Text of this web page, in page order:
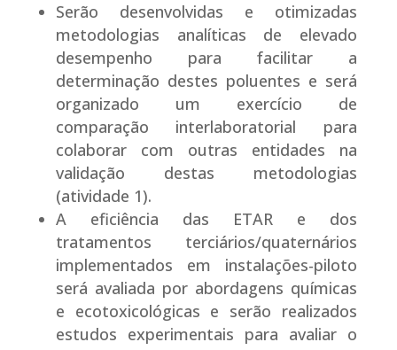
Serão desenvolvidas e otimizadas
metodologias analíticas de elevado
desempenho para facilitar a
determinação destes poluentes e será
organizado um exercício de
comparação interlaboratorial para
colaborar com outras entidades na
validação destas metodologias
(atividade 1).
A eficiência das ETAR e dos
tratamentos terciários/quaternários
implementados em instalações-piloto
será avaliada por abordagens químicas
e ecotoxicológicas e serão realizados
estudos experimentais para avaliar o